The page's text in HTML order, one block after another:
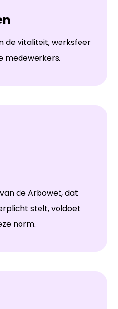
de vitaliteit, werksfeer
medewerkers.
de Arbowet, dat
stelt, voldoet
norm.